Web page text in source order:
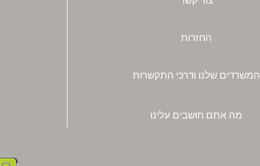
החזרות
המשרדים שלנו ודרכי התקשרות
מה אתם חושבים עלינו